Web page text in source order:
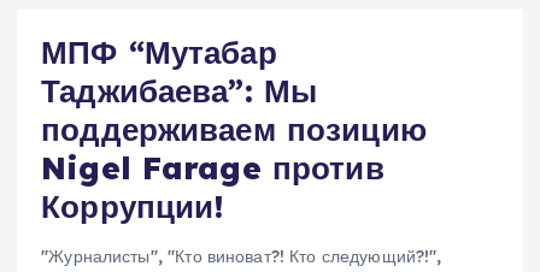
МПФ “Мутабар
Таджибаева”: Мы
поддерживаем позицию
Nigel Farage против
Коррупции!
"Журналисты","Кто виноват?! Кто следующий?!",